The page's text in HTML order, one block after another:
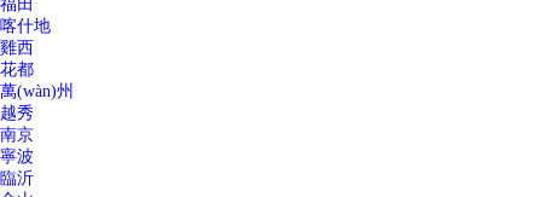
福田
喀什地
雞西
花都
萬(wàn)州
越秀
南京
寧波
臨沂